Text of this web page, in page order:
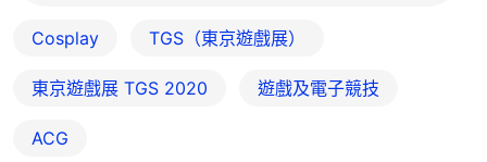
Cosplay TGS（東京遊戲展）
東京遊戲展 TGS 2020 遊戲及電子競技
ACG